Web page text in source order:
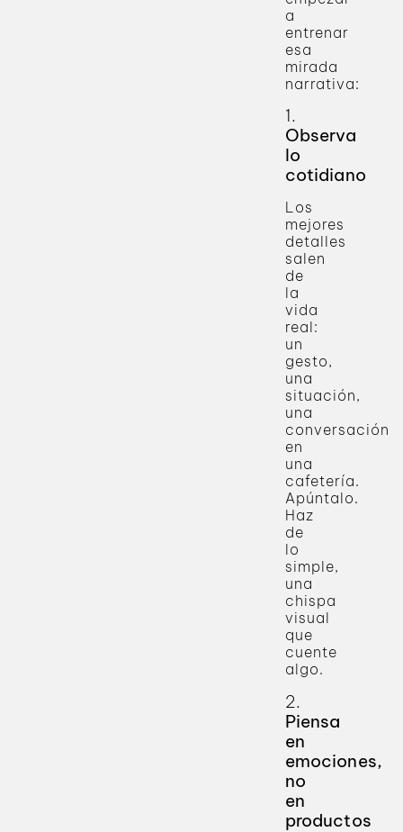
a
entrenar
esa
mirada
narrativa:
1.
Observa
lo
cotidiano
Los
mejores
detalles
salen
de
la
vida
real:
un
gesto,
una
situación,
una
conversación
en
una
cafetería.
Apúntalo.
Haz
de
lo
simple,
una
chispa
visual
que
cuente
algo.
2.
Piensa
en
emociones,
no
en
productos